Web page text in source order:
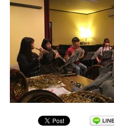
九大フィルとは
九大フィルの歴史
ご寄付のお願い
演奏会の歴史
出張演奏
九大フィル特集ページ